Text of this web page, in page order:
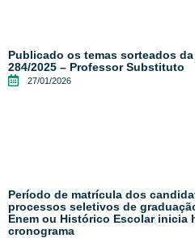
Publicado os temas sorteados
284/2025 – Professor Substituto
27/01/2026
Período de matrícula dos
processos seletivos de
Enem ou Histórico Escolar inicia
cronograma